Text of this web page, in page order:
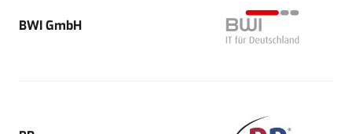
BWI GmbH